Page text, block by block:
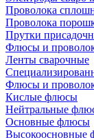
Проволока
Проволока
Прутки
Флюсы и
Ленты сварочные
Флюсы и
Кислые флюсы
Нейтральные
Основные флюсы
Высокоосновные